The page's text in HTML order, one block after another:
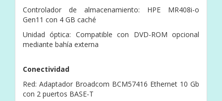
Controlador de almacenamiento: HPE MR408i-o
Gen11 con 4 GB caché
Unidad óptica: Compatible con DVD-ROM opcional
mediante bahía externa
Conectividad
Red: Adaptador Broadcom BCM57416 Ethernet 10 Gb
con 2 puertos BASE-T